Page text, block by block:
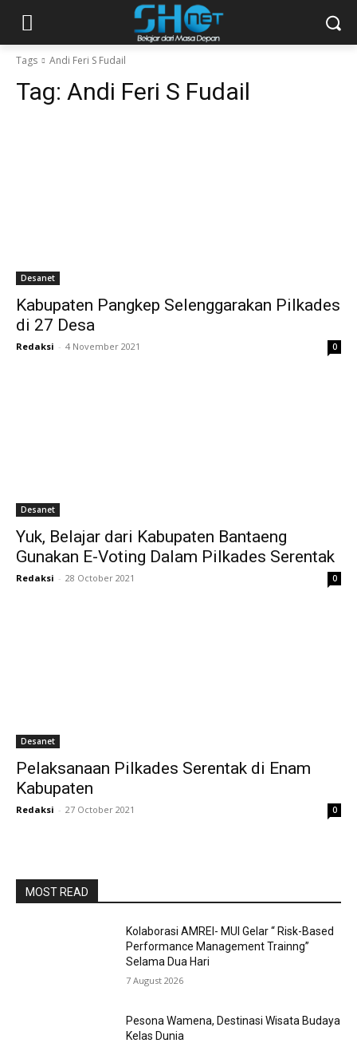
Tags Andi Feri S Fudail
Tag: Andi Feri S Fudail
Desanet
Kabupaten Pangkep Selenggarakan Pilkades
di 27 Desa
Redaksi - 4 November 2021 0
Desanet
Yuk, Belajar dari Kabupaten Bantaeng
Gunakan E-Voting Dalam Pilkades Serentak
Redaksi - 28 October 2021 0
Desanet
Pelaksanaan Pilkades Serentak di Enam
Kabupaten
Redaksi - 27 October 2021 0
MOST READ
Kolaborasi AMREI- MUI Gelar “ Risk-Based
Performance Management Trainng”
Selama Dua Hari
7 August 2026
Pesona Wamena, Destinasi Wisata Budaya
Kelas Dunia